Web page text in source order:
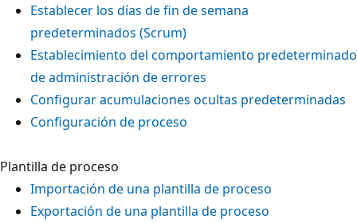
Establecer los días de fin de semana
predeterminados (Scrum)
Establecimiento del comportamiento predeterminado
de administración de errores
Configurar acumulaciones ocultas predeterminadas
Configuración de proceso
Plantilla de proceso
Importación de una plantilla de proceso
Exportación de una plantilla de proceso